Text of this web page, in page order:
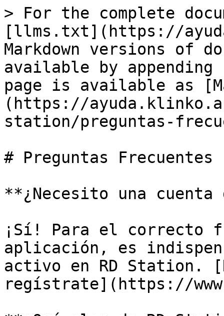
> For the complete
[llms.txt](https://
Markdown versions of
available by
page is available as
(https://
station/preguntas-
# Preguntas Frecuentes
**¿Necesito una
¡Sí! Para el correcto
aplicación, es
activo en RD Station.
regístrate](https://